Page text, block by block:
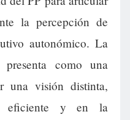
la percepción de
autonómico. La
como una
una visión distinta,
eficiente y en la